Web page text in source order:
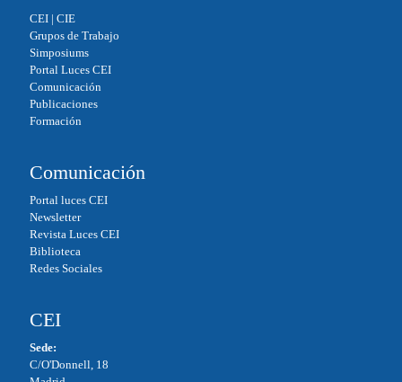
CEI| CIE
Grupos de Trabajo
Simposiums
Portal Luces CEI
Comunicación
Publicaciones
Formación
Comunicación
Portal luces CEI
Newsletter
Revista Luces CEI
Biblioteca
Redes Sociales
CEI
Sede:
C/O'Donnell, 18